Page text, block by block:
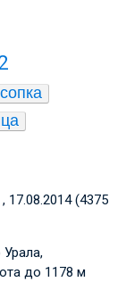
, 17.08.2014 (4375
до 1178 м